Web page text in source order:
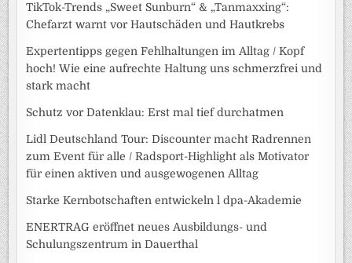
TikTok-Trends „Sweet Sunburn“ & „Tanmaxxing“:
Chefarzt warnt vor Hautschäden und Hautkrebs
Expertentipps gegen Fehlhaltungen im Alltag / Kopf
hoch! Wie eine aufrechte Haltung uns schmerzfrei und
stark macht
Schutz vor Datenklau: Erst mal tief durchatmen
Lidl Deutschland Tour: Discounter macht Radrennen
zum Event für alle / Radsport-Highlight als Motivator
für einen aktiven und ausgewogenen Alltag
Starke Kernbotschaften entwickeln l dpa-Akademie
ENERTRAG eröffnet neues Ausbildungs- und
Schulungszentrum in Dauerthal